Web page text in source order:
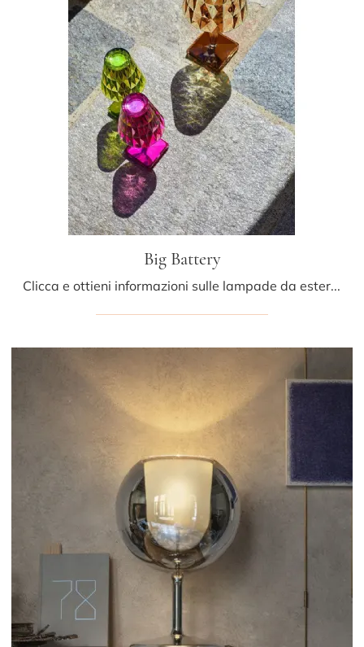
Big Battery
Clicca e ottieni informazioni sulle lampade da esterni di Kartell: il modello Big Battery in plastica ti attende!